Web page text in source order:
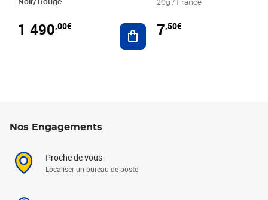
Noir/ Rouge
1 490,00€ Ajouter au panier
20g / France
7,50€
Nos Engagements
Proche de vous
Localiser un bureau de poste